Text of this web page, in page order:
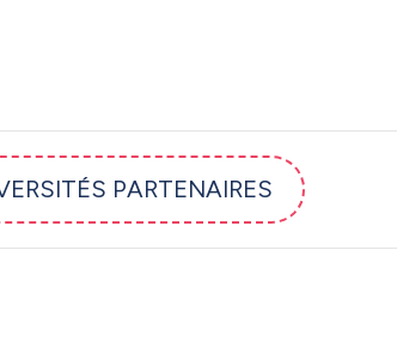
PARTENAIRES